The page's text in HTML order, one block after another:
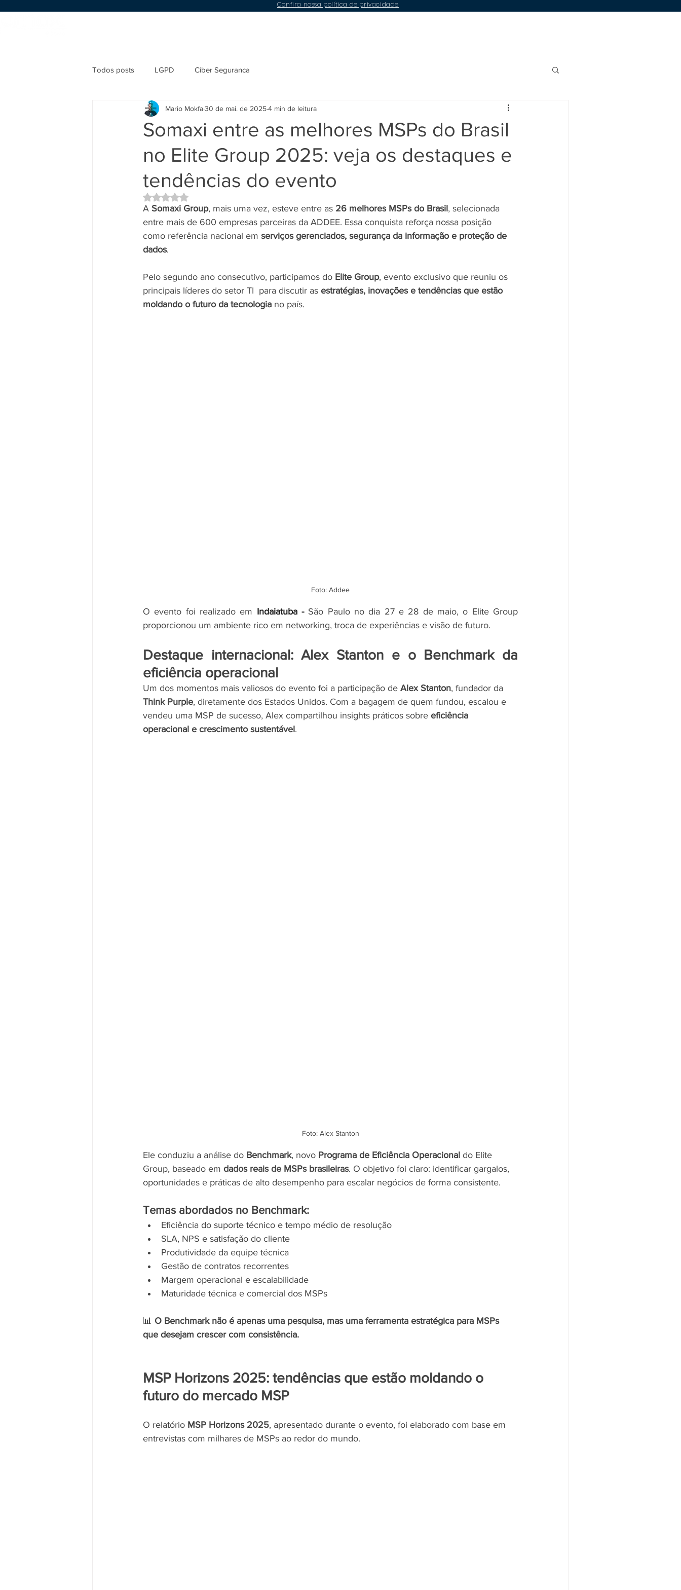
Confira nossa política de privacidade
Todos posts LGPD Ciber Seguranca
Somaxi entre as melhores MSPs do Brasil
no Elite Group 2025: veja os destaques e
tendências do evento
Mario Mokfa30 de mai. de 20254 min de leitura
Avaliado com NaN de 5 estrelas.
A Somaxi Group, mais uma vez, esteve entre as 26 melhores MSPs do Brasil, selecionada
entre mais de 600 empresas parceiras da ADDEE. Essa conquista reforça nossa posição
como referência nacional em serviços gerenciados, segurança da informação e proteção de
dados.
Pelo segundo ano consecutivo, participamos do Elite Group, evento exclusivo que reuniu os
principais líderes do setor TI  para discutir as estratégias, inovações e tendências que estão
moldando o futuro da tecnologia no país.
Foto: Addee
O evento foi realizado em Indaiatuba - São Paulo no dia 27 e 28 de maio, o Elite Group
proporcionou um ambiente rico em networking, troca de experiências e visão de futuro.
Destaque internacional: Alex Stanton e o Benchmark da
eficiência operacional
Um dos momentos mais valiosos do evento foi a participação de Alex Stanton, fundador da
Think Purple, diretamente dos Estados Unidos. Com a bagagem de quem fundou, escalou e
vendeu uma MSP de sucesso, Alex compartilhou insights práticos sobre eficiência
operacional e crescimento sustentável.
Foto: Alex Stanton
Ele conduziu a análise do Benchmark, novo Programa de Eficiência Operacional do Elite
Group, baseado em dados reais de MSPs brasileiras. O objetivo foi claro: identificar gargalos,
oportunidades e práticas de alto desempenho para escalar negócios de forma consistente.
Temas abordados no Benchmark:
Eficiência do suporte técnico e tempo médio de resolução
SLA, NPS e satisfação do cliente
Produtividade da equipe técnica
Gestão de contratos recorrentes
Margem operacional e escalabilidade
Maturidade técnica e comercial dos MSPs
📊 O Benchmark não é apenas uma pesquisa, mas uma ferramenta estratégica para MSPs
que desejam crescer com consistência.
MSP Horizons 2025: tendências que estão moldando o
futuro do mercado MSP
O relatório MSP Horizons 2025, apresentado durante o evento, foi elaborado com base em
entrevistas com milhares de MSPs ao redor do mundo.